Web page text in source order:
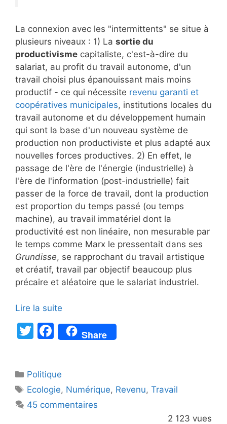
La connexion avec les "intermittents" se situe à
plusieurs niveaux : 1) La sortie du
productivisme capitaliste, c'est-à-dire du
salariat, au profit du travail autonome, d'un
travail choisi plus épanouissant mais moins
productif - ce qui nécessite revenu garanti et
coopératives municipales, institutions locales du
travail autonome et du développement humain
qui sont la base d'un nouveau système de
production non productiviste et plus adapté aux
nouvelles forces productives. 2) En effet, le
passage de l'ère de l'énergie (industrielle) à
l'ère de l'information (post-industrielle) fait
passer de la force de travail, dont la production
est proportion du temps passé (ou temps
machine), au travail immatériel dont la
productivité est non linéaire, non mesurable par
le temps comme Marx le pressentait dans ses
Grundisse, se rapprochant du travail artistique
et créatif, travail par objectif beaucoup plus
précaire et aléatoire que le salariat industriel.
Lire la suite
T
er
F
a
e
b
o
Share
Catégories
Politique
Étiquettes
Ecologie, Numérique, Revenu,Travail
45 commentaires
2 123 vues